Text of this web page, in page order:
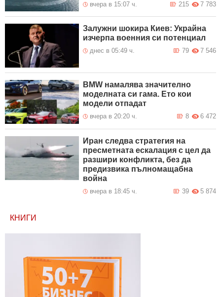
вчера в 15:07 ч. 7 783
215
Залужни шокира Киев: Украйна
изчерпа военния си потенциал
днес в 05:49 ч. 7 546
79
BMW намалява значително
моделната си гама. Ето кои
модели отпадат
вчера в 20:20 ч. 6 472
8
Иран следва стратегия на
пресметната ескалация с цел да
разшири конфликта, без да
предизвика пълномащабна
война
вчера в 18:45 ч. 5 874
39
КНИГИ